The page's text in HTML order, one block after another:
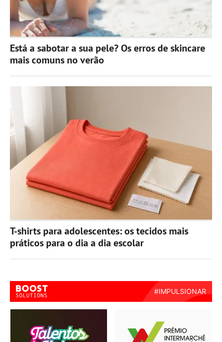
Está a sabotar a sua pele? Os erros de skincare
mais comuns no verão
T-shirts para adolescentes: os tecidos mais
práticos para o dia a dia escolar